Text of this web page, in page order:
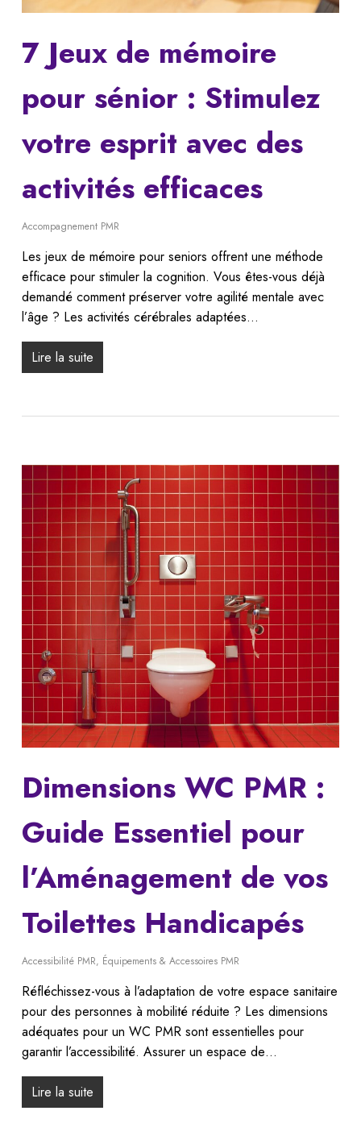
7 Jeux de mémoire
pour sénior : Stimulez
votre esprit avec des
activités efficaces
Accompagnement PMR
Les jeux de mémoire pour seniors offrent une méthode
efficace pour stimuler la cognition. Vous êtes-vous déjà
demandé comment préserver votre agilité mentale avec
l’âge ? Les activités cérébrales adaptées…
Lire la suite
Dimensions WC PMR :
Guide Essentiel pour
l’Aménagement de vos
Toilettes Handicapés
Accessibilité PMR, Équipements & Accessoires PMR
Réfléchissez-vous à l’adaptation de votre espace sanitaire
pour des personnes à mobilité réduite ? Les dimensions
adéquates pour un WC PMR sont essentielles pour
garantir l’accessibilité. Assurer un espace de…
Lire la suite